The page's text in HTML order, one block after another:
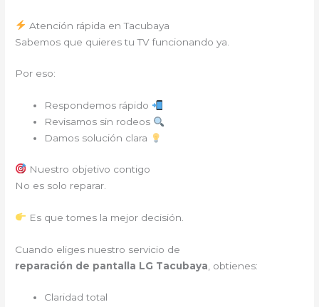
Atención rápida en Tacubaya
Sabemos que quieres tu TV funcionando ya.
Por eso:
Respondemos rápido
Revisamos sin rodeos
Damos solución clara
Nuestro objetivo contigo
No es solo reparar.
Es que tomes la mejor decisión.
Cuando eliges nuestro servicio de
reparación de pantalla LG Tacubaya , obtienes:
Claridad total